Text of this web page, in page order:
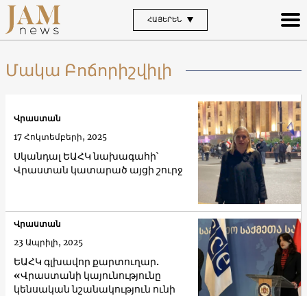
ՀԱՅԵՐԵՆ
Մակա Բոճորիշվիլի
Սկանդալ ԵԱՀԿ նախագահի՝
Վրաստան կատարած այցի շուրջ
Վրաստան
17 Հոկտեմբերի, 2025
ԵԱՀԿ գլխավոր քարտուղար.
«Վրաստանի կայունությունը
կենսական նշանակություն ունի
Վրաստան
23 Ապրիլի, 2025